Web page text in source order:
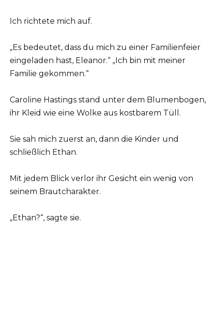
Ich richtete mich auf.
„Es bedeutet, dass du mich zu einer Familienfeier
eingeladen hast, Eleanor.“ „Ich bin mit meiner
Familie gekommen.“
Caroline Hastings stand unter dem Blumenbogen,
ihr Kleid wie eine Wolke aus kostbarem Tüll.
Sie sah mich zuerst an, dann die Kinder und
schließlich Ethan.
Mit jedem Blick verlor ihr Gesicht ein wenig von
seinem Brautcharakter.
„Ethan?“, sagte sie.